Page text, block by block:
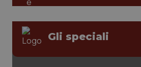
Gli speciali